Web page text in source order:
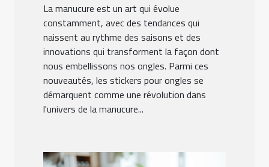
La manucure est un art qui évolue
constamment, avec des tendances qui
naissent au rythme des saisons et des
innovations qui transforment la façon dont
nous embellissons nos ongles. Parmi ces
nouveautés, les stickers pour ongles se
démarquent comme une révolution dans
l'univers de la manucure...